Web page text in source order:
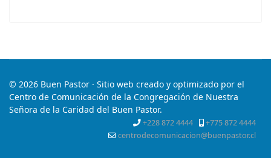
© 2026 Buen Pastor · Sitio web creado y optimizado por el
Centro de Comunicación de la Congregación de Nuestra
Señora de la Caridad del Buen Pastor.
+228 872 4444
+775 872 4444
centrodecomunicacion@buenpastor.cl